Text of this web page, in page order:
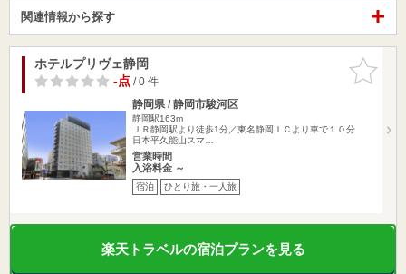
関連情報から探す
お気に入
りに追加
ホテルプリヴェ静岡
-点/ 0 件
静岡県 / 静岡市駿河区
静岡駅163m
ＪＲ静岡駅より徒歩1分／東名静岡ＩＣより車で１０分
日本平久能山スマ…
営業時間
入浴料金 ～
宿泊 ひとり旅・一人旅
楽天トラベルの宿泊プランを見る